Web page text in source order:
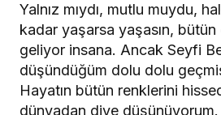
Yalnız mıydı, mutlu muydu,
kadar yaşarsa yaşasın,
geliyor insana. Ancak Seyfi
düşündüğüm dolu dolu
Hayatın bütün renklerini
dünyadan diye